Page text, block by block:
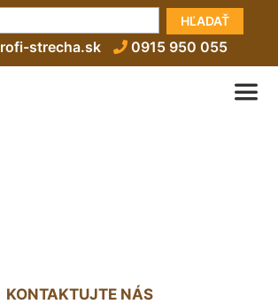
HĽADAŤ
strecha.sk 0915 950 055
KONTAKTUJTE NÁS